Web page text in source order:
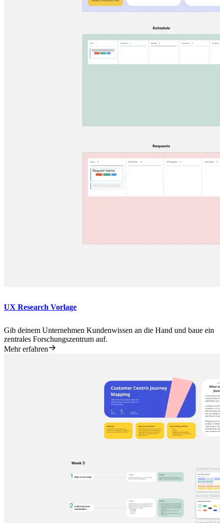
UX Research Vorlage
Gib deinem Unternehmen Kundenwissen an die Hand und baue ein
zentrales Forschungszentrum auf.
Mehr erfahren